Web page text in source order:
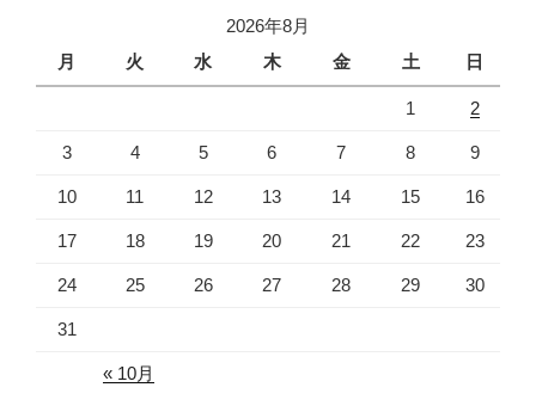
ン
2026年8月
月
火 水 木 金 土 日
1 2
3 4 5 6 7 8 9
10 11 12 13 14 15 16
17 18 19 20 21 22 23
24 25 26 27 28 29 30
31
« 10月